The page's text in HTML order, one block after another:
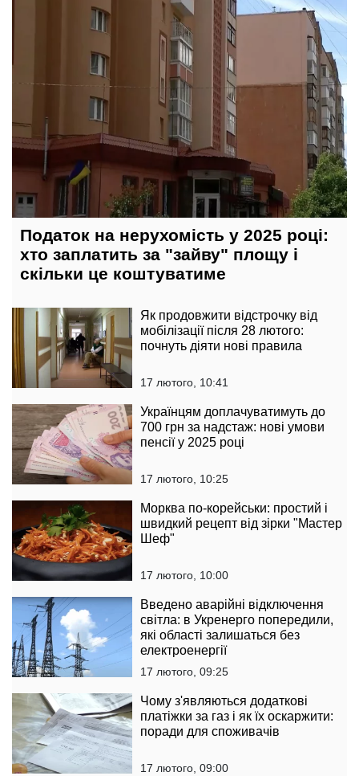
Податок на нерухомість у 2025 році:
хто заплатить за "зайву" площу і
скільки це коштуватиме
Як продовжити відстрочку від
мобілізації після 28 лютого:
почнуть діяти нові правила
17 лютого, 10:41
Українцям доплачуватимуть до
700 грн за надстаж: нові умови
пенсії у 2025 році
17 лютого, 10:25
Морква по-корейськи: простий і
швидкий рецепт від зірки "Мастер
Шеф"
17 лютого, 10:00
Введено аварійні відключення
світла: в Укренерго попередили,
які області залишаться без
електроенергії
17 лютого, 09:25
Чому з'являються додаткові
платіжки за газ і як їх оскаржити:
поради для споживачів
17 лютого, 09:00